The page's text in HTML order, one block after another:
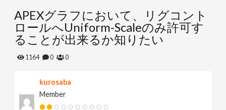
l
e
APEXグラフにおいて、リグコント
ロールへUniform-Scaleのみ許可す
ることが出来るか知りたい
1164 0 0
kurosaba
Member